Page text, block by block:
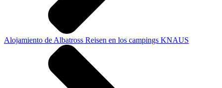
Alojamiento de Albatross Reisen en los campings KNAUS